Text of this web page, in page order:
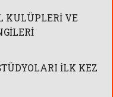
KULÜPLERİ VE
İLK KEZ